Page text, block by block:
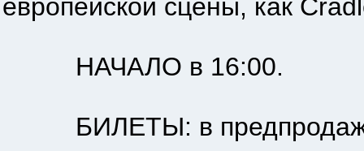
европейской сцены, как
НАЧАЛО в 16:00.
БИЛЕТЫ: в предпродаже